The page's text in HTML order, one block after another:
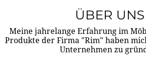
ÜBER UNS
Meine jahrelange Erfahrung im
Produkte der Firma "Rim" haben
Unternehmen zu